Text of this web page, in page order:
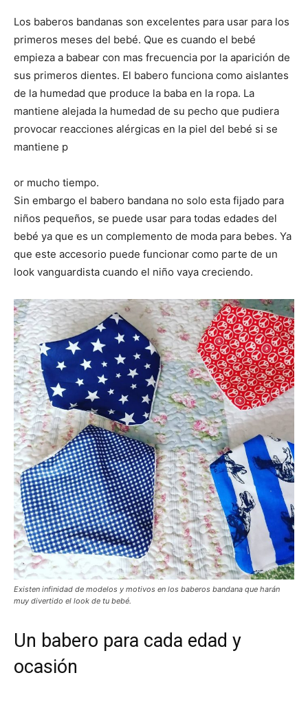
Los baberos bandanas son excelentes para usar para los
primeros meses del bebé. Que es cuando el bebé
empieza a babear con mas frecuencia por la aparición de
sus primeros dientes. El babero funciona como aislantes
de la humedad que produce la baba en la ropa. La
mantiene alejada la humedad de su pecho que pudiera
provocar reacciones alérgicas en la piel del bebé si se
mantiene p
or mucho tiempo.
Sin embargo el babero bandana no solo esta fijado para
niños pequeños, se puede usar para todas edades del
bebé ya que es un complemento de moda para bebes. Ya
que este accesorio puede funcionar como parte de un
look vanguardista cuando el niño vaya creciendo.
Existen infinidad de modelos y motivos en los baberos bandana que harán
muy divertido el look de tu bebé.
Un babero para cada edad y
ocasión